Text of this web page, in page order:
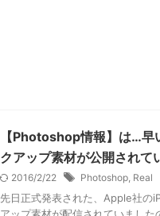
【Photoshop情報】は…
クアップ素材が公開されて
2016/2/22 Photoshop, Real
先日正式発表された、Apple社の